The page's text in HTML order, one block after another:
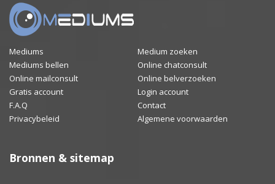
Mediums
Medium zoeken
Mediums bellen
Online chatconsult
Online mailconsult
Online belverzoeken
Gratis account
Login account
F.A.Q
Contact
Privacybeleid
Algemene voorwaarden
Bronnen & sitemap